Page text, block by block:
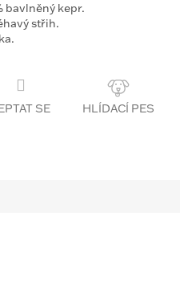
bavlněný kepr.
střih.
SE